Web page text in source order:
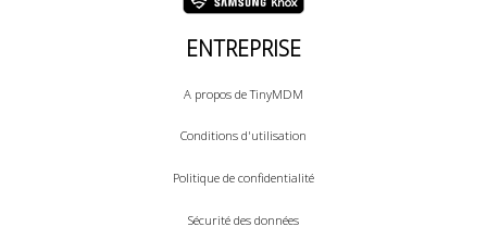
ENTREPRISE
A propos de TinyMDM
Conditions d'utilisation
Politique de confidentialité
Sécurité des données